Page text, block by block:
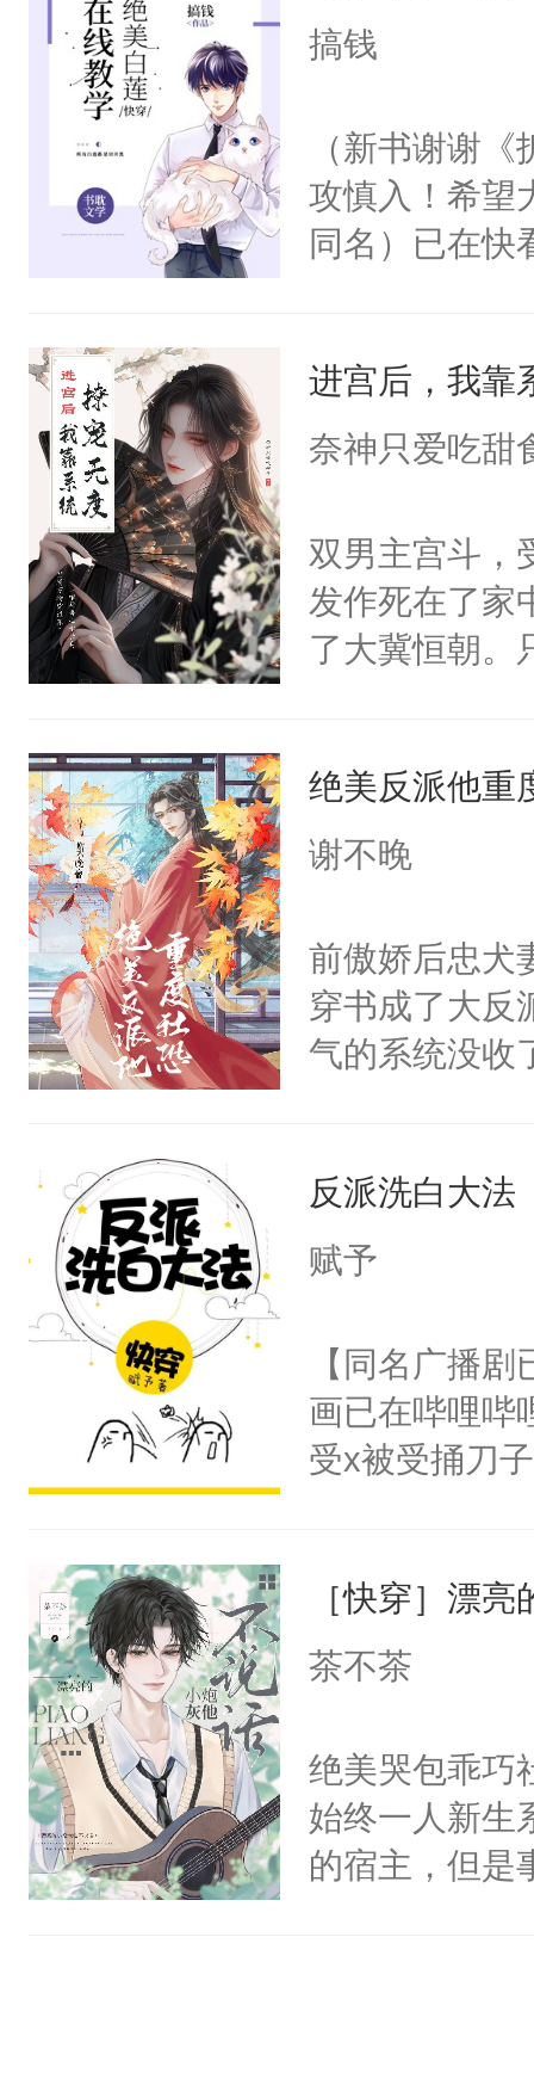
用力——为你
搞钱
（新书谢谢
攻慎入！希望
同名）已在快
成为所有白莲
I，他们决定
莲花可不止有
点脑袋，看着
常见问题一：
教科书版：“
母的微笑：“
留看着面前
人，突然醒悟
卫天还没亮，
腰：“陛下，
不好了！”“那
小白莲：“嘤
胡说，我没碰
不愧是大佬
悉，嗷？这不
可以先看仙帝
进宫后，我靠
奈神只爱吃甜
双男主宫斗，
发作死在了家
了大冀恒朝。
惜被人暗害，
绝。主神知晓
朝，一个从未
为三种性别。
构与男子相同
了一颗红色
人，最终坐上
绝美反派他重
谢不晚
前傲娇后忠犬
穿书成了大反
气的系统没收
用见人，因为
言神龙见首不
名蛇蛇，跟
不知道，那小
头，魔尊墨宴
宴：柳折枝你
们竟然欺负
宴：要不你
来……“蛇蛇，
堂魔尊……行
位，当日就抢
神偏执：不许
反派洗白大法
赋予
【同名广播
画已在哔哩哔
受x被受捅刀
病，一个个
上了还是无动
间变脸背叛他
的恶事他都对
一个权力滔天
右男主又报复
［快穿］漂
茶不茶
绝美哭包乖巧
始终一人新生
的宿主，但